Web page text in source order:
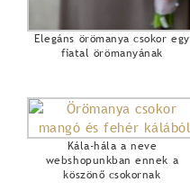
Elegáns örömanya csokor egy
fiatal örömanyának
Kála-hála a neve
webshopunkban ennek a
köszönő csokornak